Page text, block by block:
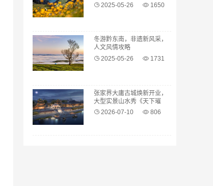
2025-05-26
1650
冬游黔东南，非遗新风采，
人文风情攻略
2025-05-26
1731
张家界大庸古城焕新开业，
大型实景山水秀《天下璀
璨》也将同期推出
2026-07-10 806